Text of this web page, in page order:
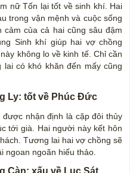
nữ Tốn lại tốt về sinh khí. Hai
trong vận mệnh và cuộc sống
của cả hai cũng sâu đậm
Sinh khí giúp hai vợ chồng
không lo về kinh tế. Chỉ cần
có khó khăn đến mấy cũng
Ly: tốt về Phúc Đức
nhận định là cặp đôi thủy
tới già. Hai người này kết hôn
Tương lai hai vợ chồng sẽ
ngoan ngoãn hiếu thảo.
Càn: xấu về Lục Sát